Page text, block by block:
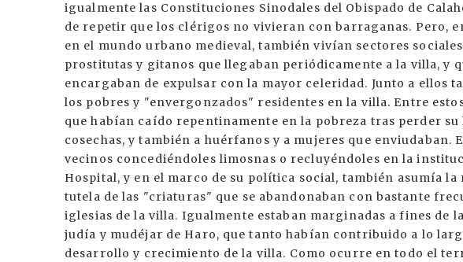
igualmente las Constituciones Sinodales del Obispado de
de repetir que los clérigos no vivieran con barraganas. Pero,
en el mundo urbano medieval, también vivían sectores
prostitutas y gitanos que llegaban periódicamente a la villa, y
encargaban de expulsar con la mayor celeridad. Junto a ellos
los pobres y "envergonzados" residentes en la villa. Entre
que habían caído repentinamente en la pobreza tras perder su
cosechas, y también a huérfanos y a mujeres que enviudaban.
vecinos concediéndoles limosnas o recluyéndoles en la
Hospital, y en el marco de su política social, también asumía
tutela de las "criaturas" que se abandonaban con bastante
iglesias de la villa. Igualmente estaban marginadas a fines de
judía y mudéjar de Haro, que tanto habían contribuido a lo
desarrollo y crecimiento de la villa. Como ocurre en todo el